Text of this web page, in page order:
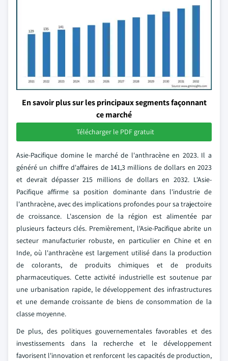
En savoir plus sur les principaux segments façonnant
ce marché
Télécharger le PDF gratuit
Asie-Pacifique domine le marché de l'anthracène en 2023. Il a
généré un chiffre d'affaires de 141,3 millions de dollars en 2023
et devrait dépasser 215 millions de dollars en 2032. L'Asie-
Pacifique affirme sa position dominante dans l'industrie de
l'anthracène, avec des implications profondes pour sa trajectoire
de croissance. L'ascension de la région est alimentée par
plusieurs facteurs clés. Premièrement, l'Asie-Pacifique abrite un
secteur manufacturier robuste, en particulier en Chine et en
Inde, où l'anthracène est largement utilisé dans la production
de colorants, de produits chimiques et de produits
pharmaceutiques. Cette activité industrielle est soutenue par
une urbanisation rapide, le développement des infrastructures
et une demande croissante de biens de consommation de la
classe moyenne.
De plus, des politiques gouvernementales favorables et des
investissements dans la recherche et le développement
favorisent l'innovation et renforcent les capacités de production,